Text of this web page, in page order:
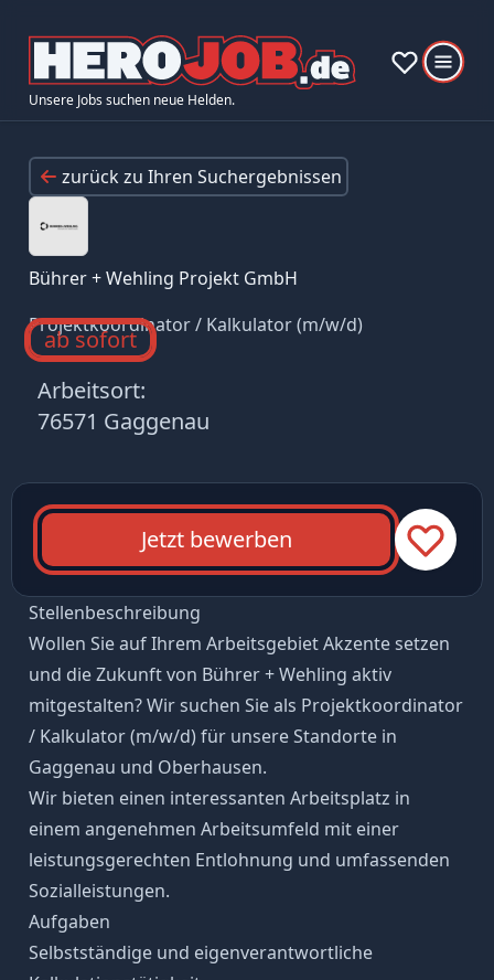
Unsere Jobs suchen neue Helden.
zurück zu Ihren Suchergebnissen
Bührer + Wehling Projekt GmbH
Projektkoordinator / Kalkulator (m/w/d)
ab sofort
Arbeitsort:
76571 Gaggenau
Jetzt bewerben
Stellenbeschreibung
Wollen Sie auf Ihrem Arbeitsgebiet Akzente setzen
und die Zukunft von Bührer + Wehling aktiv
mitgestalten? Wir suchen Sie als Projektkoordinator
/ Kalkulator (m/w/d) für unsere Standorte in
Gaggenau und Oberhausen.
Wir bieten einen interessanten Arbeitsplatz in
einem angenehmen Arbeitsumfeld mit einer
leistungsgerechten Entlohnung und umfassenden
Sozialleistungen.
Aufgaben
Selbstständige und eigenverantwortliche